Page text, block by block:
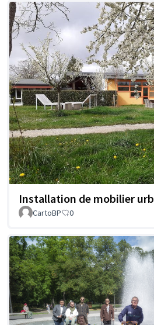
Installation de mobilier
CartoBP 0